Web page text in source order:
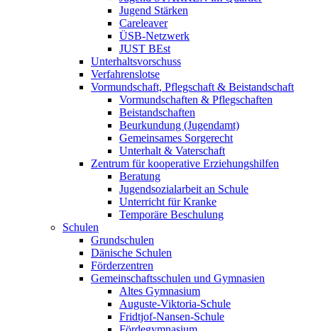
Jugend Stärken
Careleaver
ÜSB-Netzwerk
JUST BEst
Unterhaltsvorschuss
Verfahrenslotse
Vormundschaft, Pflegschaft & Beistandschaft
Vormundschaften & Pflegschaften
Beistandschaften
Beurkundung (Jugendamt)
Gemeinsames Sorgerecht
Unterhalt & Vaterschaft
Zentrum für kooperative Erziehungshilfen
Beratung
Jugendsozialarbeit an Schule
Unterricht für Kranke
Temporäre Beschulung
Schulen
Grundschulen
Dänische Schulen
Förderzentren
Gemeinschaftsschulen und Gymnasien
Altes Gymnasium
Auguste-Viktoria-Schule
Fridtjof-Nansen-Schule